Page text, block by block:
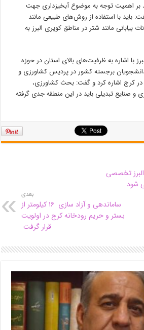
بر اهمیت توجه به موضوع آبخیزداری جهت
باید با استفاده از روش‌های طبیعی مانند
بیابانی مانند شتر در مناطق کویری البرز به
با اشاره به ظرفیت‌های بالای استان در حوزه
برجسته کشور در پردیس کشاورزی و
در کرج اشاره کرد و گفت: بحث کشاورزی،
و صنایع تبدیلی باید در این منطقه جدی گرفته
البرز تخصصی
شود
بعدی
ساماندهی و آزاد سازی ۱۶ کیلومتر از
بستر و حریم رودخانه کرج در اولویت
قرار گرفت